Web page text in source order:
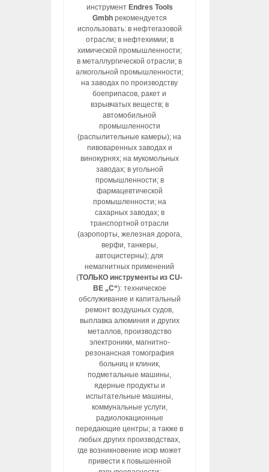
инструмент Endres Tools
Gmbhрекомендуется
использовать: в нефтегазовой
отрасли; в нефтехимии; в
химической промышленности;
в металлургической отрасли; в
алкогольной промышленности;
на заводах по производству
боеприпасов, ракет и
взрывчатых веществ; в
автомобильной
промышленности
(распылительные камеры); на
пивоваренных заводах и
винокурнях; на мукомольных
заводах; в угольной
промышленности; в
фармацевтической
промышленности; на
сахарных заводах; в
транспортной отрасли
(аэропорты, железная дорога,
верфи, танкеры,
автоцистерны); для
немагнитных применений
(ТОЛЬКО инструменты из CU-
BE „C“): техническое
обслуживание и капитальный
ремонт воздушных судов,
выплавка алюминия и других
металлов, производство
электроники, магнитно-
резонансная томография
больниц и клиник,
подметальные машины,
ядерные продукты и
испытательные машины,
коммунальные услуги,
радиолокационные
передающие центры; а также в
любых других производствах,
где возникновение искр может
привести к повышенной